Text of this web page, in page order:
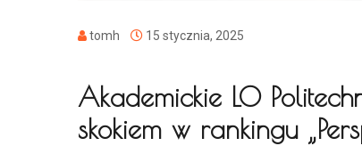
tomh 15 stycznia, 2025
Akademickie LO
skokiem w rankingu